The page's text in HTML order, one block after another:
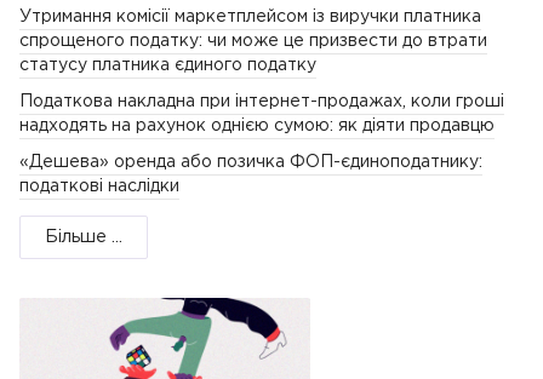
Утримання комісії маркетплейсом із виручки платника
спрощеного податку: чи може це призвести до втрати
статусу платника єдиного податку
Податкова накладна при інтернет-продажах, коли гроші
надходять на рахунок однією сумою: як діяти продавцю
«Дешева» оренда або позичка ФОП-єдиноподатнику:
податкові наслідки
Більше ...